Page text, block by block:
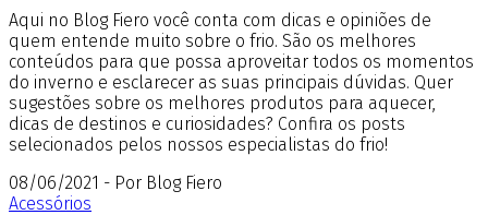
Aqui no Blog Fiero você conta com dicas e opiniões de
quem entende muito sobre o frio. São os melhores
conteúdos para que possa aproveitar todos os momentos
do inverno e esclarecer as suas principais dúvidas. Quer
sugestões sobre os melhores produtos para aquecer,
dicas de destinos e curiosidades? Confira os posts
selecionados pelos nossos especialistas do frio!
08/06/2021 - Por Blog Fiero
Acessórios